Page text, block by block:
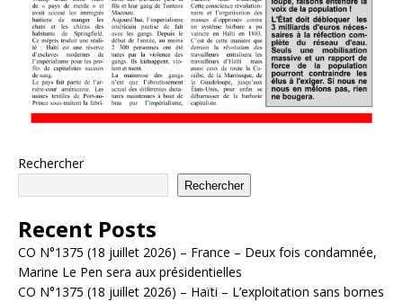
Rechercher
Rechercher
Recent Posts
CO N°1375 (18 juillet 2026) – France – Deux fois condamnée,
Marine Le Pen sera aux présidentielles
CO N°1375 (18 juillet 2026) – Haïti – L’exploitation sans bornes